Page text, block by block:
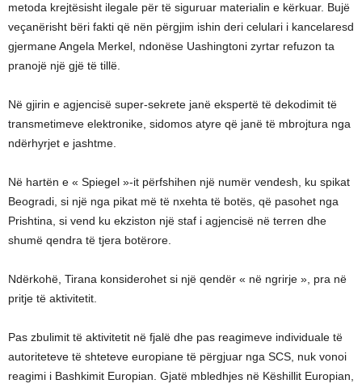
metoda krejtësisht ilegale për të siguruar materialin e kërkuar. Bujë
veçanërisht bëri fakti që nën përgjim ishin deri celulari i kancelaresd
gjermane Angela Merkel, ndonëse Uashingtoni zyrtar refuzon ta
pranojë një gjë të tillë.
Në gjirin e agjencisë super-sekrete janë ekspertë të dekodimit të
transmetimeve elektronike, sidomos atyre që janë të mbrojtura nga
ndërhyrjet e jashtme.
Në hartën e « Spiegel »-it përfshihen një numër vendesh, ku spikat
Beogradi, si një nga pikat më të nxehta të botës, që pasohet nga
Prishtina, si vend ku ekziston një staf i agjencisë në terren dhe
shumë qendra të tjera botërore.
Ndërkohë, Tirana konsiderohet si një qendër « në ngrirje », pra në
pritje të aktivitetit.
Pas zbulimit të aktivitetit në fjalë dhe pas reagimeve individuale të
autoriteteve të shteteve europiane të përgjuar nga SCS, nuk vonoi
reagimi i Bashkimit Europian. Gjatë mbledhjes në Këshillit Europian,